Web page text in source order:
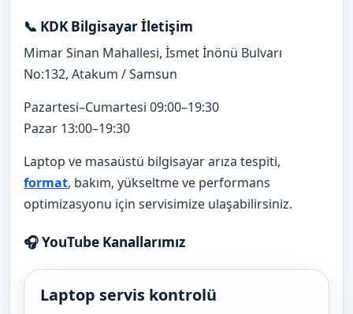
📞 KDK Bilgisayar İletişim
Mimar Sinan Mahallesi, İsmet İnönü Bulvarı
No:132, Atakum / Samsun
Pazartesi–Cumartesi 09:00–19:30
Pazar 13:00–19:30
Laptop ve masaüstü bilgisayar arıza tespiti,
format, bakım, yükseltme ve performans
optimizasyonu için servisimize ulaşabilirsiniz.
🎧 YouTube Kanallarımız
Laptop servis kontrolü